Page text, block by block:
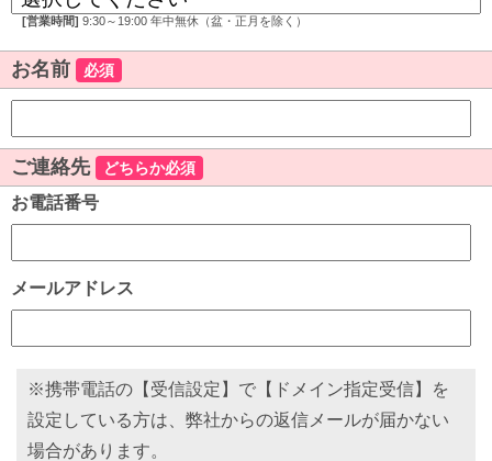
[営業時間] 9:30～19:00 年中無休（盆・正月を除く）
お名前 必須
ご連絡先 どちらか必須
お電話番号
メールアドレス
※携帯電話の【受信設定】で【ドメイン指定受信】を
設定している方は、弊社からの返信メールが届かない
場合があります。